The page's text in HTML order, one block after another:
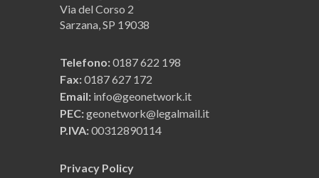
Via del Corso 2
Sarzana, SP 19038
Telefono:0187 622 198
Fax:0187 627 172
Email: info@geonetwork.it
PEC:geonetwork@legalmail.it
P.IVA:00312890114
Privacy Policy